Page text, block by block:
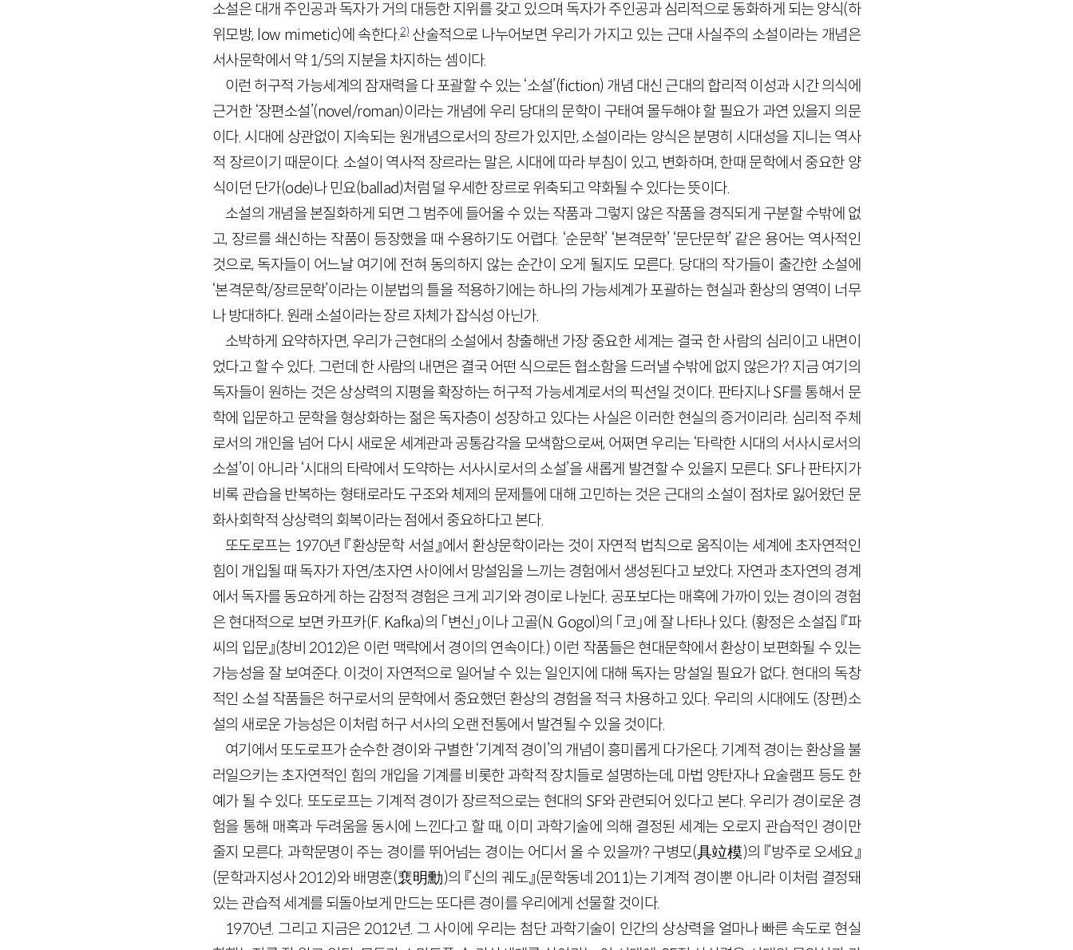
소설은 대개 주인공과 독자가 거의 대등한 지위를 갖고 있으며 독자가 주인공과 심리적으로 동화하게 되는 양식(하
위모방, low mimetic)에 속한다.2) 산술적으로 나누어보면 우리가 가지고 있는 근대 사실주의 소설이라는 개념은
서사문학에서 약 1/5의 지분을 차지하는 셈이다.
이런 허구적 가능세계의 잠재력을 다 포괄할 수 있는 ‘소설’(fiction) 개념 대신 근대의 합리적 이성과 시간 의식에
근거한 ‘장편소설’(novel /roman)이라는 개념에 우리 당대의 문학이 구태여 몰두해야 할 필요가 과연 있을지 의문
이다. 시대에 상관없이 지속되는 원개념으로서의 장르가 있지만, 소설이라는 양식은 분명히 시대성을 지니는 역사
적 장르이기 때문이다. 소설이 역사적 장르라는 말은, 시대에 따라 부침이 있고, 변화하며, 한때 문학에서 중요한 양
식이던 단가(ode)나 민요(ballad)처럼 덜 우세한 장르로 위축되고 약화될 수 있다는 뜻이다.
소설의 개념을 본질화하게 되면 그 범주에 들어올 수 있는 작품과 그렇지 않은 작품을 경직되게 구분할 수밖에 없
고, 장르를 쇄신하는 작품이 등장했을 때 수용하기도 어렵다. ‘순문학’ ‘본격문학’ ‘문단문학’ 같은 용어는 역사적인
것으로, 독자들이 어느날 여기에 전혀 동의하지 않는 순간이 오게 될지도 모른다. 당대의 작가들이 출간한 소설에
‘본격문학/장르문학’이라는 이분법의 틀을 적용하기에는 하나의 가능세계가 포괄하는 현실과 환상의 영역이 너무
나 방대하다. 원래 소설이라는 장르 자체가 잡식성 아닌가.
소박하게 요약하자면, 우리가 근현대의 소설에서 창출해낸 가장 중요한 세계는 결국 한 사람의 심리이고 내면이
었다고 할 수 있다. 그런데 한 사람의 내면은 결국 어떤 식으로든 협소함을 드러낼 수밖에 없지 않은가? 지금 여기의
독자들이 원하는 것은 상상력의 지평을 확장하는 허구적 가능세계로서의 픽션일 것이다. 판타지나SF를 통해서 문
학에 입문하고 문학을 형상화하는 젊은 독자층이 성장하고 있다는 사실은 이러한 현실의 증거이리라. 심리적 주체
로서의 개인을 넘어 다시 새로운 세계관과 공통감각을 모색함으로써, 어쩌면 우리는 ‘타락한 시대의 서사시로서의
소설’이 아니라 ‘시대의 타락에서 도약하는 서사시로서의 소설’을 새롭게 발견할 수 있을지 모른다. SF나 판타지가
비록 관습을 반복하는 형태로라도 구조와 체제의 문제틀에 대해 고민하는 것은 근대의 소설이 점차로 잃어왔던 문
화사회학적 상상력의 회복이라는 점에서 중요하다고 본다.
또도로프는 1970년 『환상문학 서설』에서 환상문학이라는 것이 자연적 법칙으로 움직이는 세계에 초자연적인
힘이 개입될 때 독자가 자연/초자연 사이에서 망설임을 느끼는 경험에서 생성된다고 보았다. 자연과 초자연의 경계
에서 독자를 동요하게 하는 감정적 경험은 크게 괴기와 경이로 나뉜다. 공포보다는 매혹에 가까이 있는 경이의 경험
은 현대적으로 보면 카프카(F. Kafka)의 「변신」이나 고골(N. Gogol )의 「코」에 잘 나타나 있다. (황정은 소설집 『파
씨의 입문』(창비 2012)은 이런 맥락에서 경이의 연속이다.) 이런 작품들은 현대문학에서 환상이 보편화될 수 있는
가능성을 잘 보여준다. 이것이 자연적으로 일어날 수 있는 일인지에 대해 독자는 망설일 필요가 없다. 현대의 독창
적인 소설 작품들은 허구로서의 문학에서 중요했던 환상의 경험을 적극 차용하고 있다. 우리의 시대에도 (장편)소
설의 새로운 가능성은 이처럼 허구 서사의 오랜 전통에서 발견될 수 있을 것이다.
여기에서 또도로프가 순수한 경이와 구별한 ‘기계적 경이’의 개념이 흥미롭게 다가온다. 기계적 경이는 환상을 불
러일으키는 초자연적인 힘의 개입을 기계를 비롯한 과학적 장치들로 설명하는데, 마법 양탄자나 요술램프 등도 한
예가 될 수 있다. 또도로프는 기계적 경이가 장르적으로는 현대의 SF와 관련되어 있다고 본다. 우리가 경이로운 경
험을 통해 매혹과 두려움을 동시에 느낀다고 할 때, 이미 과학기술에 의해 결정된 세계는 오로지 관습적인 경이만
줄지 모른다. 과학문명이 주는 경이를 뛰어넘는 경이는 어디서 올 수 있을까? 구병모(具竝模)의 『방주로 오세요』
(문학과지성사2012)와 배명훈(裵明勳)의 『신의 궤도』(문학동네 2011)는 기계적 경이뿐 아니라 이처럼 결정돼
있는 관습적 세계를 되돌아보게 만드는 또다른 경이를 우리에게 선물할 것이다.
1970년. 그리고 지금은 2012년. 그 사이에 우리는 첨단 과학기술이 인간의 상상력을 얼마나 빠른 속도로 현실